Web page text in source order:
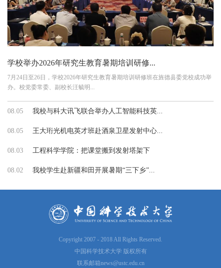
学校举办2026年研究生教育暑期培训研修...
7月24日至26日，学校2026年研究生教育暑期培训研修班在旌德县委党校成功举
办。校党委常委、副校长汪毓明...
08.05 我校与科大讯飞联合举办人工智能科技英...
08.05 王大珩光机电英才班赴酒泉卫星发射中心...
08.03 工程科学学院：把课堂搬到发射塔架下
08.02 我校学生赴新疆和田开展暑期“三下乡”...
Copyright 2007 - 2018 All Rights Reserved.
中国科学技术大学 版权所有
联系邮箱news@ustc.edu.cn